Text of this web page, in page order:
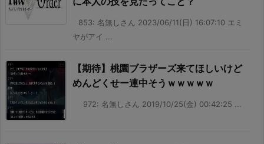
853: 名無しさん 2023/06/11(日) 16:07:10 エミ
ヤがアイ ...
【期待】桃園ブラザーズ来てほしいけど
めんどくせー連中そうｗｗｗｗｗ
972: 名無しさん 2019/10/25(金) 00:42:25 ...